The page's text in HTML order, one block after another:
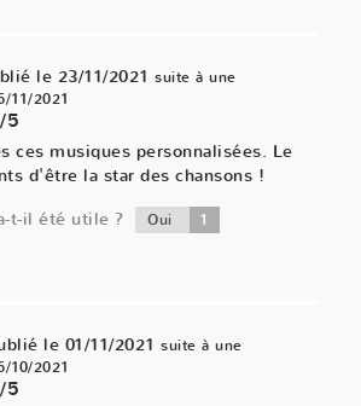
le 23/11/2021 suite à une
11/2021
5
ces musiques personnalisées. Le
d'être la star des chansons !
t-il été utile ?
Oui 1
le 01/11/2021 suite à une
10/2021
5